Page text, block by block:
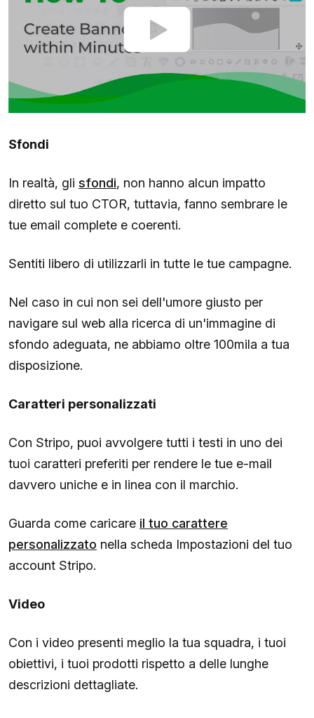
Sfondi
In realtà, gli sfondi, non hanno alcun impatto
diretto sul tuo CTOR, tuttavia, fanno sembrare le
tue email complete e coerenti.
Sentiti libero di utilizzarli in tutte le tue campagne.
Nel caso in cui non sei dell'umore giusto per
navigare sul web alla ricerca di un'immagine di
sfondo adeguata, ne abbiamo oltre 100mila a tua
disposizione.
Caratteri personalizzati
Con Stripo, puoi avvolgere tutti i testi in uno dei
tuoi caratteri preferiti per rendere le tue e-mail
davvero uniche e in linea con il marchio.
Guarda come caricare il tuo carattere
personalizzato nella scheda Impostazioni del tuo
account Stripo.
Video
Con i video presenti meglio la tua squadra, i tuoi
obiettivi, i tuoi prodotti rispetto a delle lunghe
descrizioni dettagliate.